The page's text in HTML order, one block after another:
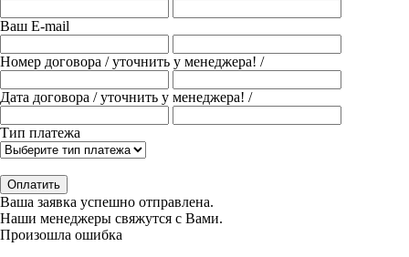
Ваш E-mail
Номер договора / уточнить у менеджера! /
Дата договора / уточнить у менеджера! /
Тип платежа
Оплатить
Ваша заявка успешно отправлена.
Наши менеджеры свяжутся с Вами.
Произошла ошибка